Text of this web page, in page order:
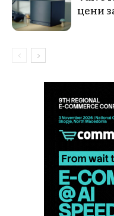
цени